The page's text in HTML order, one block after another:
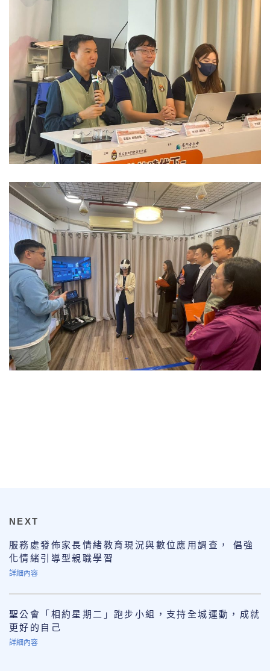
NEXT
服務處發佈家長情緒教育現況與數位應用調查， 倡強
化情緒引導型親職學習
詳細內容
聖公會「相約星期二」跑步小組，支持全城運動，成就
更好的自己
詳細內容